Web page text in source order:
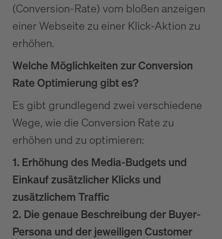
(Conversion-Rate) vom bloßen anzeigen
einer Webseite zu einer Klick-Aktion zu
erhöhen.
Welche Möglichkeiten zur Conversion
Rate Optimierung gibt es?
Es gibt grundlegend zwei verschiedene
Wege, wie die Conversion Rate zu
erhöhen und zu optimieren:
1. Erhöhung des Media-Budgets und
Einkauf zusätzlicher Klicks und
zusätzlichem Traffic
2. Die genaue Beschreibung der Buyer-
Persona und der jeweiligen Customer